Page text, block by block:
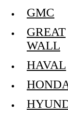
GMC
GREAT
WALL
HAVAL